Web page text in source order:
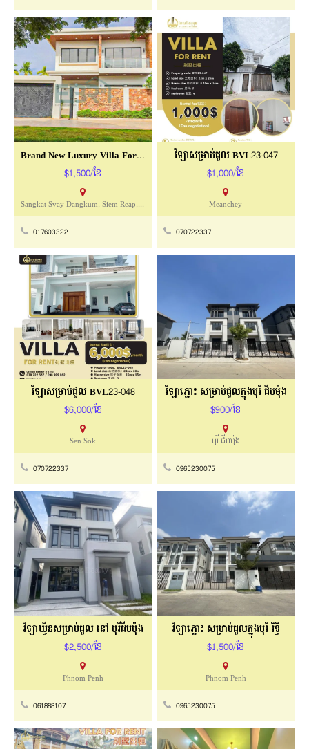
Brand New Luxury Villa For Rent With Pool
$1,500/ខែ
Sangkat Svay Dangkum, Siem Reap, Cambodia
017603322
វីឡាសម្រាប់ជួល BVL23-047
$1,000/ខែ
Meanchey
070722337
វីឡាសម្រាប់ជួល BVL23-048
$6,000/ខែ
Sen Sok
070722337
វីឡាភ្លោះ សម្រាប់ជួលក្នុងបុរី ជីបម៉ុង
$900/ខែ
បុរី ជីបម៉ុង
0965230075
វីឡាឃ្វីនសម្រាប់​ជួល ​នៅ​ បុរីជីបម៉ុង
$2,500/ខែ
Phnom Penh
061888107
វីឡាភ្លោះ សម្រាប់ជួលក្នុងបុរី រិទ្ធិ
$1,500/ខែ
Phnom Penh
0965230075